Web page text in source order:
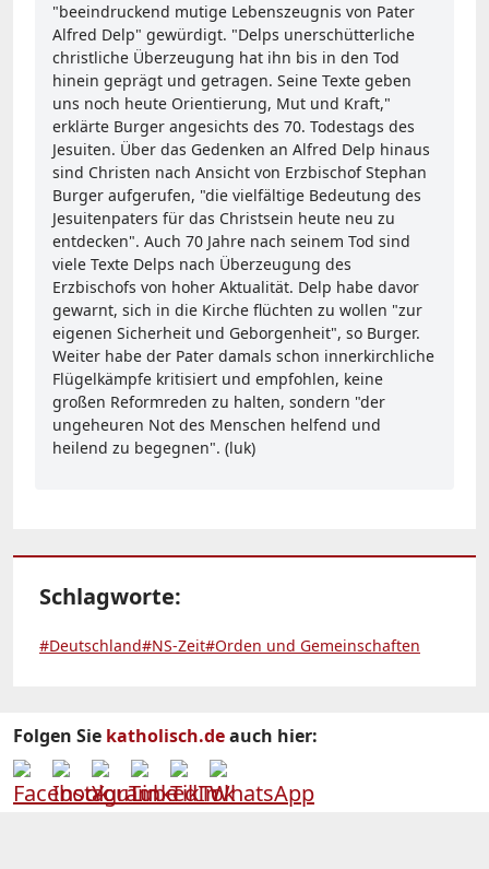
"beeindruckend mutige Lebenszeugnis von Pater
Alfred Delp" gewürdigt. "Delps unerschütterliche
christliche Überzeugung hat ihn bis in den Tod
hinein geprägt und getragen. Seine Texte geben
uns noch heute Orientierung, Mut und Kraft,"
erklärte Burger angesichts des 70. Todestags des
Jesuiten. Über das Gedenken an Alfred Delp hinaus
sind Christen nach Ansicht von Erzbischof Stephan
Burger aufgerufen, "die vielfältige Bedeutung des
Jesuitenpaters für das Christsein heute neu zu
entdecken". Auch 70 Jahre nach seinem Tod sind
viele Texte Delps nach Überzeugung des
Erzbischofs von hoher Aktualität. Delp habe davor
gewarnt, sich in die Kirche flüchten zu wollen "zur
eigenen Sicherheit und Geborgenheit", so Burger.
Weiter habe der Pater damals schon innerkirchliche
Flügelkämpfe kritisiert und empfohlen, keine
großen Reformreden zu halten, sondern "der
ungeheuren Not des Menschen helfend und
heilend zu begegnen". (luk)
Schlagworte:
#Deutschland#NS-Zeit#Orden und Gemeinschaften
Folgen Sie katholisch.deauch hier: